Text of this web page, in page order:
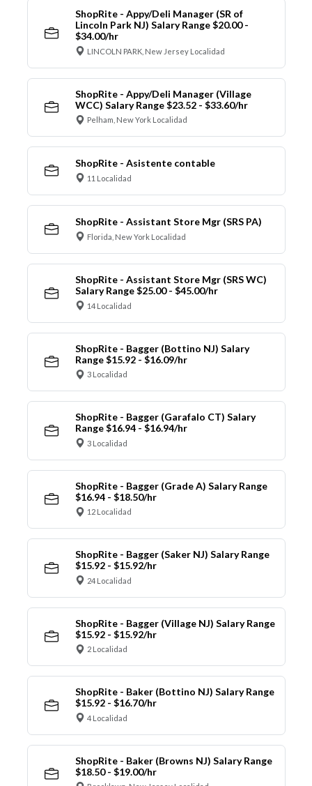
ShopRite - Appy/Deli Manager (SR of
Lincoln Park NJ) Salary Range $20.00 -
$34.00/hr
LINCOLN PARK, New Jersey Localidad
ShopRite - Appy/Deli Manager (Village
WCC) Salary Range $23.52 - $33.60/hr
Pelham, New York Localidad
ShopRite - Asistente contable
11 Localidad
ShopRite - Assistant Store Mgr (SRS PA)
Florida, New York Localidad
ShopRite - Assistant Store Mgr (SRS WC)
Salary Range $25.00 - $45.00/hr
14 Localidad
ShopRite - Bagger (Bottino NJ) Salary
Range $15.92 - $16.09/hr
3 Localidad
ShopRite - Bagger (Garafalo CT) Salary
Range $16.94 - $16.94/hr
3 Localidad
ShopRite - Bagger (Grade A) Salary Range
$16.94 - $18.50/hr
12 Localidad
ShopRite - Bagger (Saker NJ) Salary Range
$15.92 - $15.92/hr
24 Localidad
ShopRite - Bagger (Village NJ) Salary Range
$15.92 - $15.92/hr
2 Localidad
ShopRite - Baker (Bottino NJ) Salary Range
$15.92 - $16.70/hr
4 Localidad
ShopRite - Baker (Browns NJ) Salary Range
$18.50 - $19.00/hr